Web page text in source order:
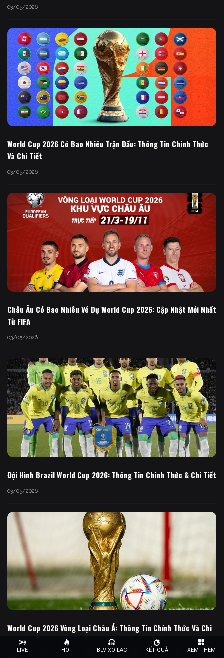
03/05/2026
World Cup 2026 Có Bao Nhiêu Trận Đấu: Thông Tin Chính Thức
Và Chi Tiết
03/05/2026
Châu Âu Có Bao Nhiêu Vé Dự World Cup 2026: Cập Nhật Mới Nhất
Từ FIFA
03/05/2026
Đội Hình Brazil World Cup 2026: Thông Tin Chính Thức & Chi Tiết
03/05/2026
World Cup 2026 Vòng Loại Châu Á: Thông Tin Chính Thức Và Chi
Tiết
LIVE HOT BLV XOILAC KẾT QUẢ XEM THÊM